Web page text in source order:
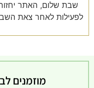
שבת שלום, האתר
לפעילות לאחר צאת
מוזמנים